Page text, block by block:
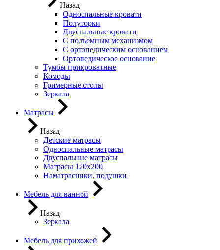
Назад
Односпальные кровати
Полуторки
Двуспальные кровати
С подъемным механизмом
С ортопедическим основанием
Ортопедическое основание
Тумбы прикроватные
Комоды
Гримерные столы
Зеркала
Матрасы
Назад
Детские матрасы
Односпальные матрасы
Двуспальные матрасы
Матрасы 120х200
Наматрасники, подушки
Мебель для ванной
Назад
Зеркала
Мебель для прихожей